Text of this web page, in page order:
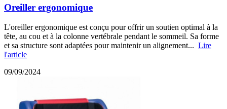
Oreiller ergonomique
L'oreiller ergonomique est conçu pour offrir un soutien optimal à la
tête, au cou et à la colonne vertébrale pendant le sommeil. Sa forme
et sa structure sont adaptées pour maintenir un alignement... Lire
l'article
09/09/2024